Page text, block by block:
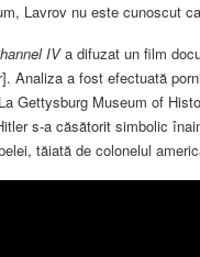
Lavrov nu este cunoscut
IVa difuzat un film
Analiza a fost efectuată
Gettysburg Museum of
s-a căsătorit simbolic
tăiată de colonelul